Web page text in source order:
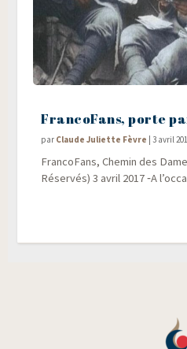
FrancoFans, porte
par Claude Juliette Fèvre |3 avril
Fran­co­Fans, Che­min des
Réservés) 3 avril 2017 ‑A